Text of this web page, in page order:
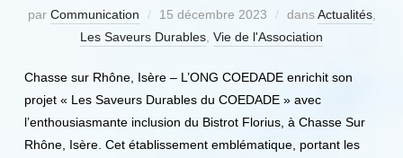
par Communication 15 décembre 2023 dansActualités,
Les Saveurs Durables, Vie de l'Association
Chasse sur Rhône, Isère – L’ONG COEDADE enrichit son
projet « Les Saveurs Durables du COEDADE » avec
l’enthousiasmante inclusion du Bistrot Florius, à Chasse Sur
Rhône, Isère. Cet établissement emblématique, portant les